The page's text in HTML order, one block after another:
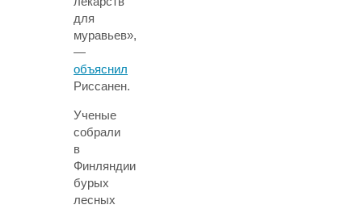
для
муравьев»,
—
объяснил
Риссанен.
Ученые
собрали
в
Финляндии
бурых
лесных